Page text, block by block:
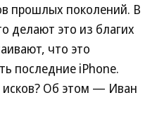
прошлых поколений. В
делают это из благих
что это
последние iPhone.
исков? Об этом — Иван